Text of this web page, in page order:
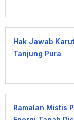
Hak Jawab
Tanjung Pura
Ramalan Mistis